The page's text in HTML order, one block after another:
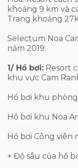
khoảng 9 km và
Trang khoảng
Selectum Noa
năm 2019.
1/ Hồ bơi: Resort
khu vực Cam
Hồ bơi khu phòng
Hồ bơi khu Noa
Hồ bơi Công viên
+ Độ sâu của hồ